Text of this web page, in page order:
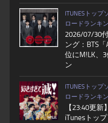
ITUNESトップ
ロードランキ
2026/07/30
ング：BTS
位にM!LK、
ン
ITUNESトップ
ロードランキ
【23:40更
iTunesトッ